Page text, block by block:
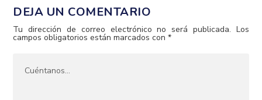
DEJA UN COMENTARIO
Tu dirección de correo electrónico no será publicada. Los
campos obligatorios están marcados con*